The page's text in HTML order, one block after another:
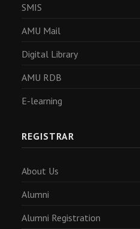
SMIS
AMU Mail
Digital Library
AMU RDB
E-learning
REGISTRAR
About Us
Alumni
Alumni Registration